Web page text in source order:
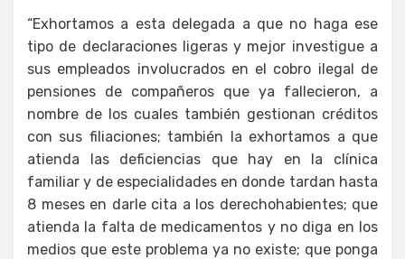
“Exhortamos a esta delegada a que no haga ese
tipo de declaraciones ligeras y mejor investigue a
sus empleados involucrados en el cobro ilegal de
pensiones de compañeros que ya fallecieron, a
nombre de los cuales también gestionan créditos
con sus filiaciones; también la exhortamos a que
atienda las deficiencias que hay en la clínica
familiar y de especialidades en donde tardan hasta
8 meses en darle cita a los derechohabientes; que
atienda la falta de medicamentos y no diga en los
medios que este problema ya no existe; que ponga